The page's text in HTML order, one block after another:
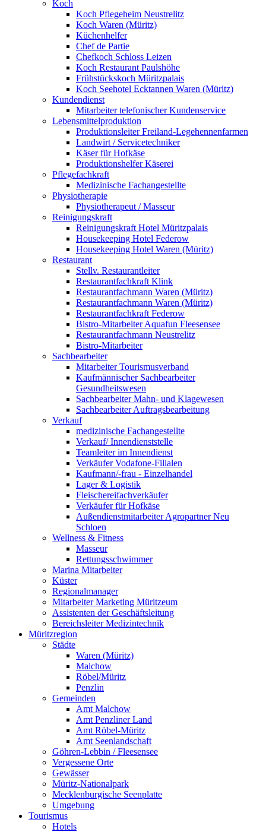
Koch
Koch Pflegeheim Neustrelitz
Koch Waren (Müritz)
Küchenhelfer
Chef de Partie
Chefkoch Schloss Leizen
Koch Restaurant Paulshöhe
Frühstückskoch Müritzpalais
Koch Seehotel Ecktannen Waren (Müritz)
Kundendienst
Mitarbeiter telefonischer Kundenservice
Lebensmittelproduktion
Produktionsleiter Freiland-Legehennenfarmen
Landwirt / Servicetechniker
Käser für Hofkäse
Produktionshelfer Käserei
Pflegefachkraft
Medizinische Fachangestellte
Physiotherapie
Physiotherapeut / Masseur
Reinigungskraft
Reinigungskraft Hotel Müritzpalais
Housekeeping Hotel Federow
Housekeeping Hotel Waren (Müritz)
Restaurant
Stellv. Restaurantleiter
Restaurantfachkraft Klink
Restaurantfachmann Waren (Müritz)
Restaurantfachmann Waren (Müritz)
Restaurantfachkraft Federow
Bistro-Mitarbeiter Aquafun Fleesensee
Restaurantfachmann Neustrelitz
Bistro-Mitarbeiter
Sachbearbeiter
Mitarbeiter Tourismusverband
Kaufmännischer Sachbearbeiter
Gesundheitswesen
Sachbearbeiter Mahn- und Klagewesen
Sachbearbeiter Auftragsbearbeitung
Verkauf
medizinische Fachangestellte
Verkauf/ Innendienststelle
Teamleiter im Innendienst
Verkäufer Vodafone-Filialen
Kaufmann/-frau - Einzelhandel
Lager & Logistik
Fleischereifachverkäufer
Verkäufer für Hofkäse
Außendienstmitarbeiter Agropartner Neu
Schloen
Wellness & Fitness
Masseur
Rettungsschwimmer
Marina Mitarbeiter
Küster
Regionalmanager
Mitarbeiter Marketing Müritzeum
Assistenten der Geschäftsleitung
Bereichsleiter Medizintechnik
Müritzregion
Städte
Waren (Müritz)
Malchow
Röbel/Müritz
Penzlin
Gemeinden
Amt Malchow
Amt Penzliner Land
Amt Röbel-Müritz
Amt Seenlandschaft
Göhren-Lebbin / Fleesensee
Vergessene Orte
Gewässer
Müritz-Nationalpark
Mecklenburgische Seenplatte
Umgebung
Tourismus
Hotels